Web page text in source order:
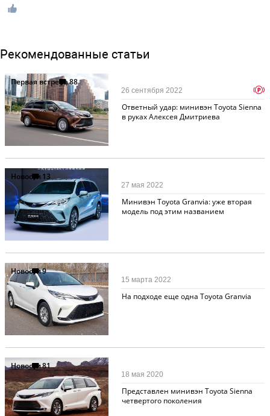
Рекомендованные статьи
Первая встреча88
Ответный удар: минивэн Toyota Sienna
в руках Алексея Дмитриева
26 сентября 2022 p
Новости13
Минивэн Toyota Granvia: уже вторая
модель под этим названием
27 мая 2022
Новости9
На подходе еще одна Toyota Granvia
15 марта 2022
Новости81
Представлен минивэн Toyota Sienna
четвертого поколения
18 мая 2020